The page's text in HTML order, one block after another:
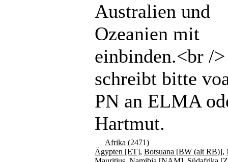
Australien und
Ozeanien mit
einbinden.<br /
schreibt bitte
PN an ELMA
Hartmut.
Afrika (2471)
Ägypten [ET], Botsuana [BW (alt RB)],